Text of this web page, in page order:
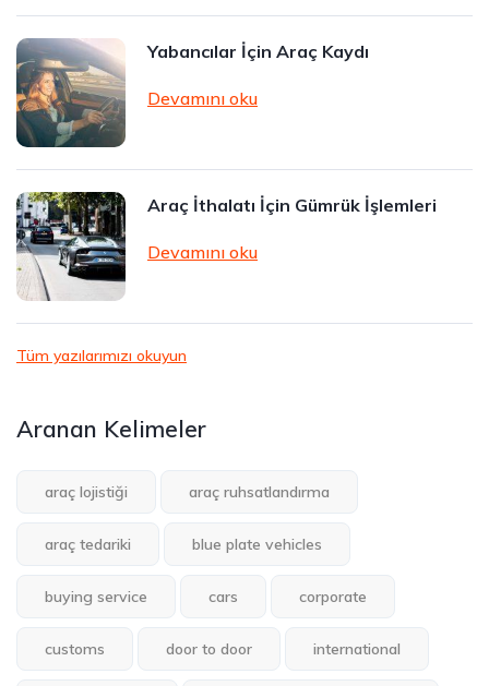
Yabancılar İçin Araç Kaydı
Devamını oku
Araç İthalatı İçin Gümrük İşlemleri
Devamını oku
Tüm yazılarımızı okuyun
Aranan Kelimeler
araç lojistiği araç ruhsatlandırma
araç tedariki blue plate vehicles
buying service cars corporate
customs door to door international